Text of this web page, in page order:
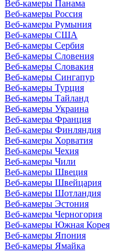
Веб-камеры Панама
Веб-камеры Россия
Веб-камеры Румыния
Веб-камеры США
Веб-камеры Сербия
Веб-камеры Словения
Веб-камеры Словакия
Веб-камеры Сингапур
Веб-камеры Турция
Веб-камеры Тайланд
Веб-камеры Украина
Веб-камеры Франция
Веб-камеры Финляндия
Веб-камеры Хорватия
Веб-камеры Чехия
Веб-камеры Чили
Веб-камеры Швеция
Веб-камеры Швейцария
Веб-камеры Шотландия
Веб-камеры Эстония
Веб-камеры Черногория
Веб-камеры Южная Корея
Веб-камеры Япония
Веб-камеры Ямайка